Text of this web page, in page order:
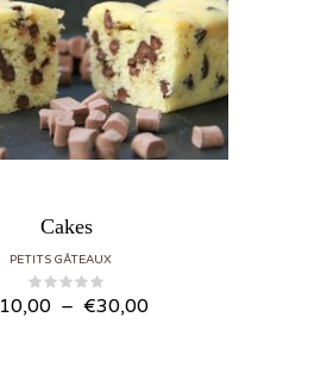
Cakes
PETITS GÂTEAUX
10,00 – €30,00Plage de prix : €10,00 à €30,00